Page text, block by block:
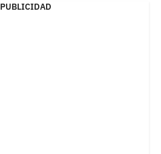
PUBLICIDAD